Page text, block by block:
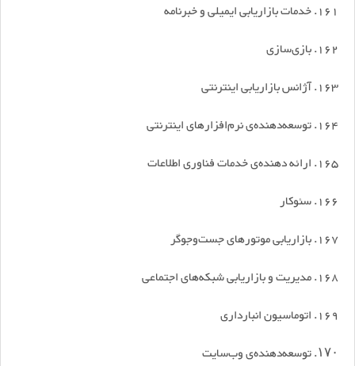
161. خدمات بازاریابی ایمیلی و خبرنامه
162. بازی‌سازی
163. آژانس بازاریابی اینترنتی
164. توسعه‌دهنده‌ی نرم‌افزارهای اینترنتی
165. ارائه دهنده‌ی خدمات فناوری اطلاعات
166. سئوکار
167. بازاریابی موتورهای جست‌وجوگر
168. مدیریت و بازاریابی شبکه‌های اجتماعی
169. اتوماسیون انبارداری
۱۷۰. توسعه‌دهنده‌ی وب‌سایت